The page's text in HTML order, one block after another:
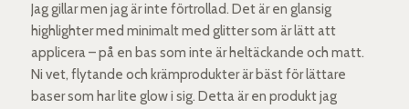
Jag gillar men jag är inte förtrollad. Det är en glansig
highlighter med minimalt med glitter som är lätt att
applicera – på en bas som inte är heltäckande och matt.
Ni vet, flytande och krämprodukter är bäst för lättare
baser som har lite glow i sig. Detta är en produkt jag